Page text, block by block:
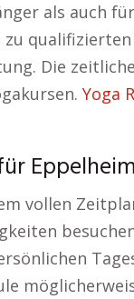
als auch
Die
Yoga
vollen